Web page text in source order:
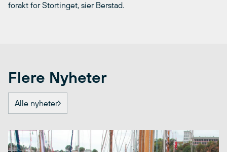
forakt for Stortinget, sier Berstad.
Flere Nyheter
Alle nyheter